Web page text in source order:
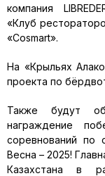
компания
«Клуб
«Cosmart».
На «Крыльях
проекта по
Также будут
награждение
соревнований по
Весна – 2025!
Казахстана в